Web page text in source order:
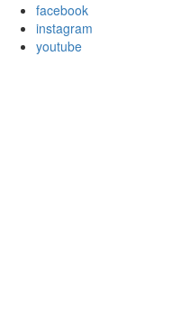
facebook
instagram
youtube